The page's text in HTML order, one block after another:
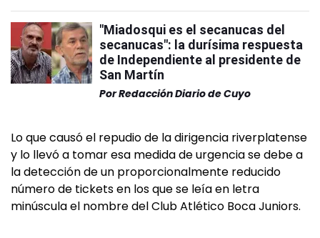
"Miadosqui es el secanucas del
secanucas": la durísima respuesta
de Independiente al presidente de
San Martín
PorRedacción Diario de Cuyo
Lo que causó el repudio de la dirigencia riverplatense
y lo llevó a tomar esa medida de urgencia se debe a
la detección de un proporcionalmente reducido
número de tickets en los que se leía en letra
minúscula el nombre del Club Atlético Boca Juniors.